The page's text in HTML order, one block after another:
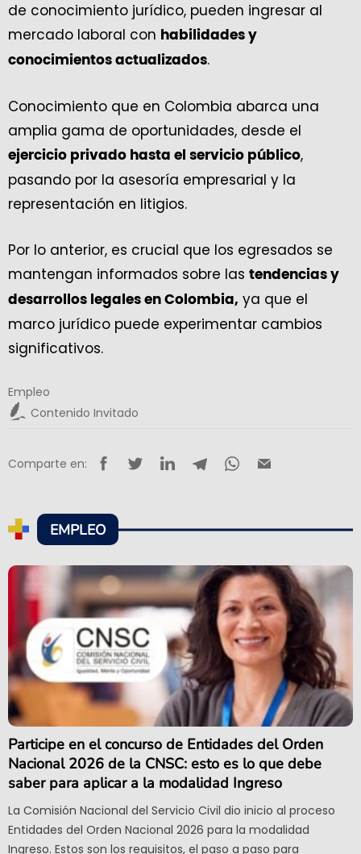
de conocimiento jurídico, pueden ingresar al
mercado laboral con habilidades y
conocimientos actualizados.
Conocimiento que en Colombia abarca una
amplia gama de oportunidades, desde el
ejercicio privado hasta el servicio público,
pasando por la asesoría empresarial y la
representación en litigios.
Por lo anterior, es crucial que los egresados se
mantengan informados sobre las tendencias y
desarrollos legales en Colombia, ya que el
marco jurídico puede experimentar cambios
significativos.
Empleo
Contenido Invitado
Comparte en:
EMPLEO
Participe en el concurso de Entidades del Orden
Nacional 2026 de la CNSC: esto es lo que debe
saber para aplicar a la modalidad Ingreso
La Comisión Nacional del Servicio Civil dio inicio al proceso
Entidades del Orden Nacional 2026 para la modalidad
Ingreso. Estos son los requisitos, el paso a paso para